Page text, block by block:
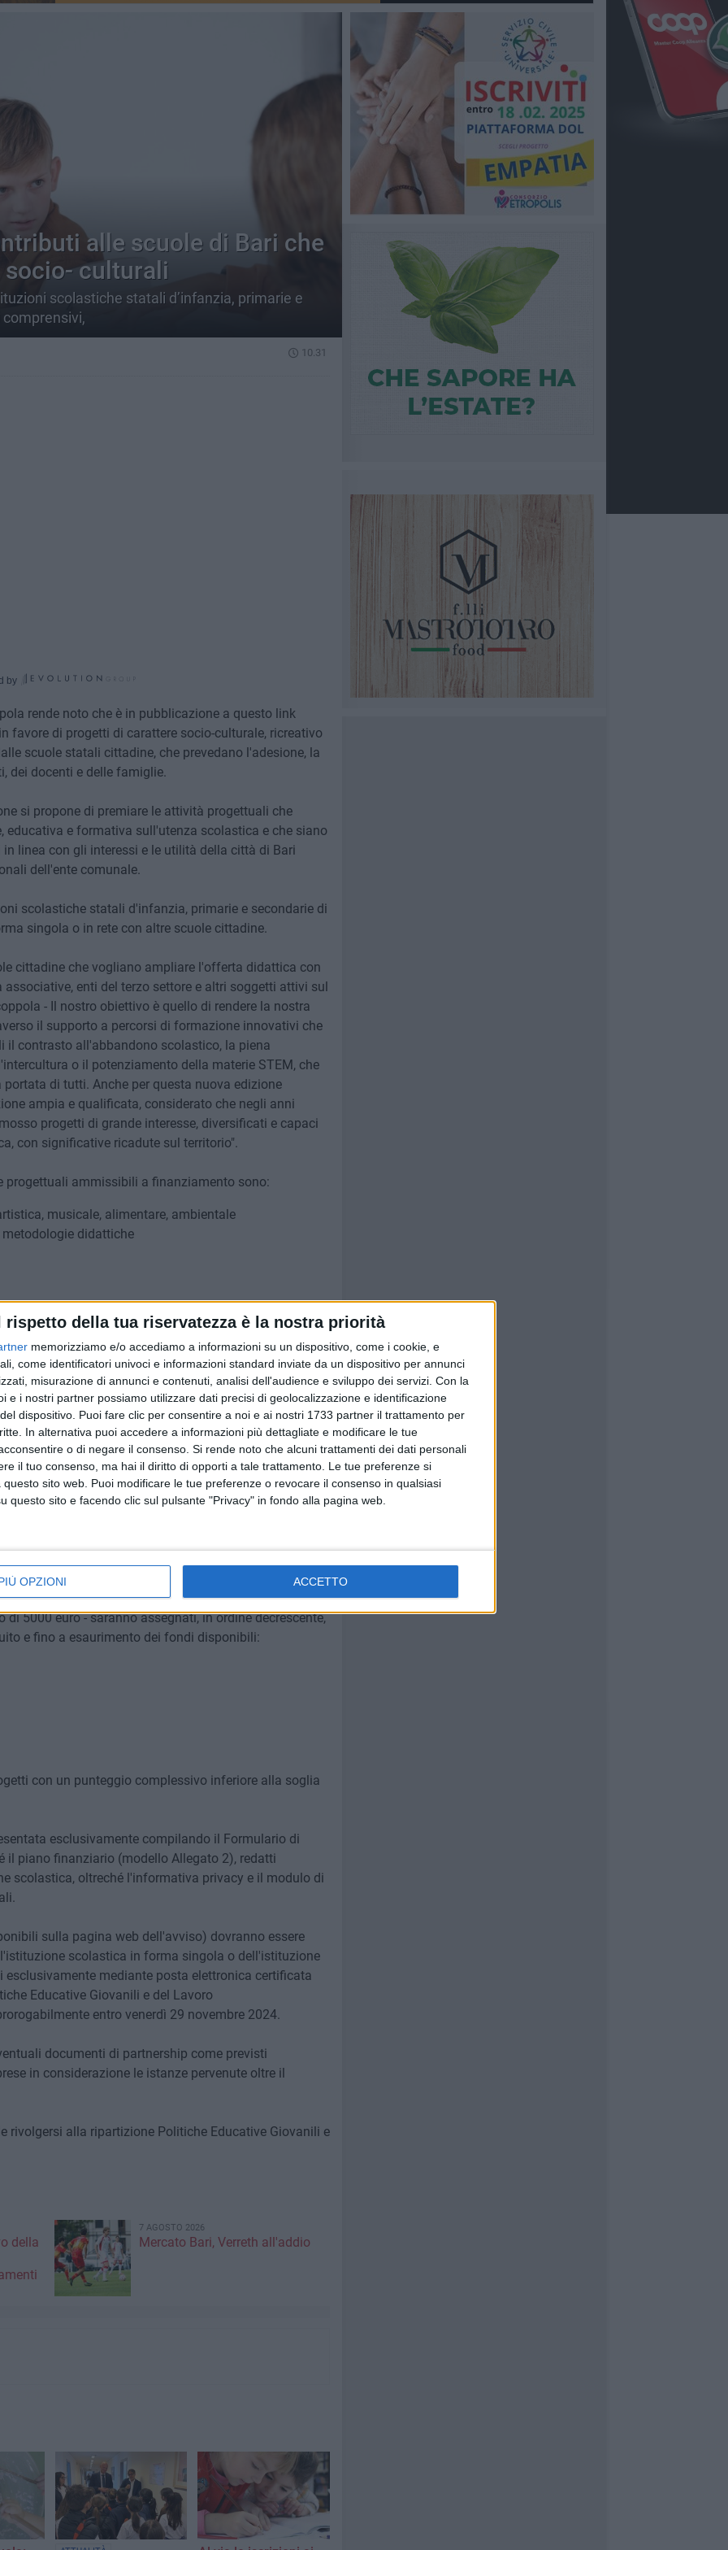
rispetto della tua riservatezza è la nostra priorità
memorizziamo e/o accediamo a informazioni su un dispositivo, come i cookie, e
come identificatori univoci e informazioni standard inviate da un dispositivo per annunci
misurazione di annunci e contenuti, analisi dell'audience e sviluppo dei servizi. Con la
e i nostri partner possiamo utilizzare dati precisi di geolocalizzazione e identificazione
dispositivo. Puoi fare clic per consentire a noi e ai nostri 1733 partner il trattamento per
In alternativa puoi accedere a informazioni più dettagliate e modificare le tue
o di negare il consenso. Si rende noto che alcuni trattamenti dei dati personali
il tuo consenso, ma hai il diritto di opporti a tale trattamento. Le tue preferenze si
sito web. Puoi modificare le tue preferenze o revocare il consenso in qualsiasi
questo sito e facendo clic sul pulsante "Privacy" in fondo alla pagina web.
OPZIONI ACCETTO
alle scuole di Bari che
culturali
scolastiche statali d’infanzia, primarie e
10.31
by
rende noto che è in pubblicazione a questo link
favore di progetti di carattere socio-culturale, ricreativo
scuole statali cittadine, che prevedano l'adesione, la
dei docenti e delle famiglie.
si propone di premiare le attività progettuali che
e formativa sull'utenza scolastica e che siano
linea con gli interessi e le utilità della città di Bari
dell'ente comunale.
scolastiche statali d'infanzia, primarie e secondarie di
singola o in rete con altre scuole cittadine.
cittadine che vogliano ampliare l'offerta didattica con
enti del terzo settore e altri soggetti attivi sul
- Il nostro obiettivo è quello di rendere la nostra
il supporto a percorsi di formazione innovativi che
il contrasto all'abbandono scolastico, la piena
o il potenziamento della materie STEM, che
di tutti. Anche per questa nuova edizione
ampia e qualificata, considerato che negli anni
progetti di grande interesse, diversificati e capaci
con significative ricadute sul territorio".
progettuali ammissibili a finanziamento sono:
musicale, alimentare, ambientale
didattiche
particolare attenzione per gli alunni svantaggiati o con
a un unico ambito di intervento. Nel caso di
essere indicato quello prevalente. I progetti
enti pubblici territoriali, università, imprese e altri
in vari modi (uso di strutture, ambienti, attrezzature,
delle partnership proposte costituiranno uno
commissione con l'attribuzione di un
secondo i criteri specificati dall'articolo 4
5000 euro - saranno assegnati, in ordine decrescente,
e fino a esaurimento dei fondi disponibili:
con un punteggio complessivo inferiore alla soglia
esclusivamente compilando il Formulario di
il piano finanziario (modello Allegato 2), redatti
scolastica, oltreché l'informativa privacy e il modulo di
sulla pagina web dell'avviso) dovranno essere
scolastica in forma singola o dell'istituzione
mediante posta elettronica certificata
Educative Giovanili e del Lavoro
entro venerdì 29 novembre 2024.
documenti di partnership come previsti
in considerazione le istanze pervenute oltre il
rivolgersi alla ripartizione Politiche Educative Giovanili e
della
7 AGOSTO 2026
Mercato Bari, Verreth all'addio